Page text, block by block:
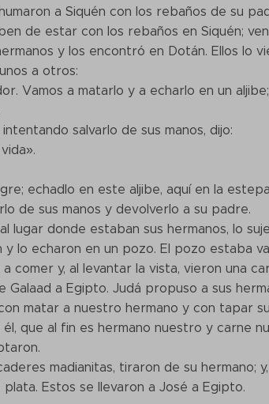
a Siquén con los rebaños de su
de estar con los rebaños en Siquén;
y los encontró en Dotán. Ellos lo
a otros:
Vamos a matarlo y a echarlo en un
salvarlo de sus manos, dijo:
echadlo en este aljibe, aquí en la
de sus manos y devolverlo a su padre.
lugar donde estaban sus hermanos, lo
lo echaron en un pozo. El pozo estaba
comer y, al levantar la vista, vieron una
Galaad a Egipto. Judá propuso a sus
matar a nuestro hermano y con tapar
que al fin es hermano nuestro y carne
madianitas, tiraron de su hermano;
Estos se llevaron a José a Egipto.